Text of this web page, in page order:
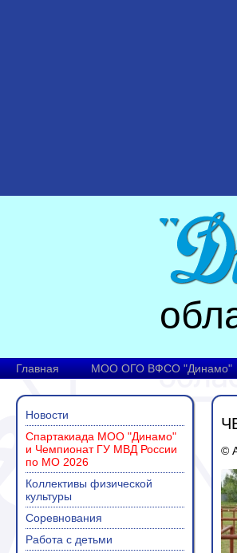
Главная МОО ОГО ВФСО "Динамо"
Новости
Спартакиада МОО "Динамо"
и Чемпионат ГУ МВД России
по МО 2026
Коллективы физической
культуры
Соревнования
Работа с детьми
©